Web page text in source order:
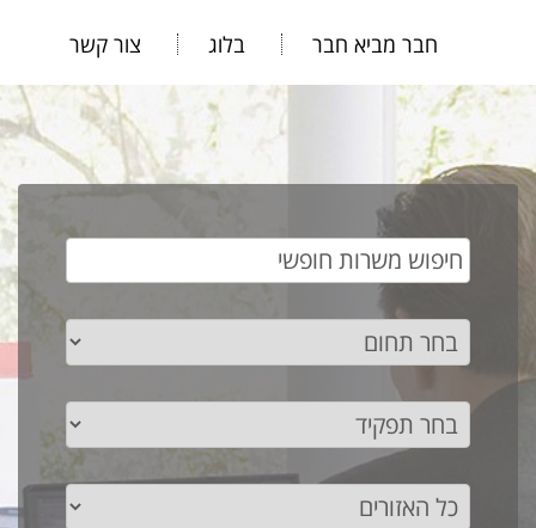
חבר מביא חבר בלוג צור קשר